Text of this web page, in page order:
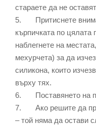
стараете да не
5. Притиснете
кърпичката по цялата
наблегнете на
мехурчета) за да
силикона, които
върху тях.
6. Поставянето на
7. Ако решите да
– той няма да остави